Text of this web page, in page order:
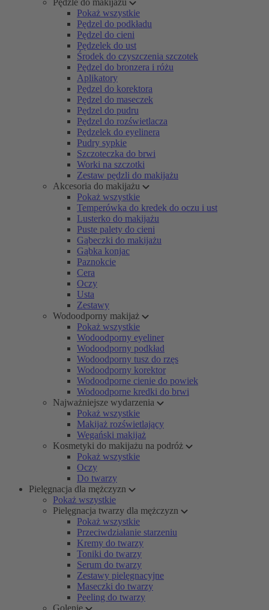
Pędzle do makijażu
Pokaż wszystkie
Pędzel do podkładu
Pędzel do cieni
Pędzelek do ust
Środek do czyszczenia szczotek
Pędzel do bronzera i różu
Aplikatory
Pędzel do korektora
Pędzel do maseczek
Pędzel do pudru
Pędzel do rozświetlacza
Pędzelek do eyelinera
Pudry sypkie
Szczoteczka do brwi
Worki na szczotki
Zestaw pędzli do makijażu
Akcesoria do makijażu
Pokaż wszystkie
Temperówka do kredek do oczu i ust
Lusterko do makijażu
Puste palety do cieni
Gąbeczki do makijażu
Gąbka konjac
Paznokcie
Cera
Oczy
Usta
Zestawy
Wodoodporny makijaż
Pokaż wszystkie
Wodoodporny eyeliner
Wodoodporny podkład
Wodoodporny tusz do rzęs
Wodoodporny korektor
Wodoodporne cienie do powiek
Wodoodporne kredki do brwi
Najważniejsze wydarzenia
Pokaż wszystkie
Makijaż rozświetlający
Wegański makijaż
Kosmetyki do makijażu na podróż
Pokaż wszystkie
Oczy
Do twarzy
Pielęgnacja dla mężczyzn
Pokaż wszystkie
Pielęgnacja twarzy dla mężczyzn
Pokaż wszystkie
Przeciwdziałanie starzeniu
Kremy do twarzy
Toniki do twarzy
Serum do twarzy
Zestawy pielęgnacyjne
Maseczki do twarzy
Peeling do twarzy
Golenie